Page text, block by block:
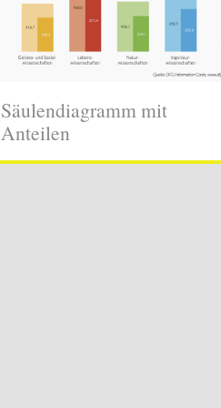
Säulendiagramm mit
Anteilen